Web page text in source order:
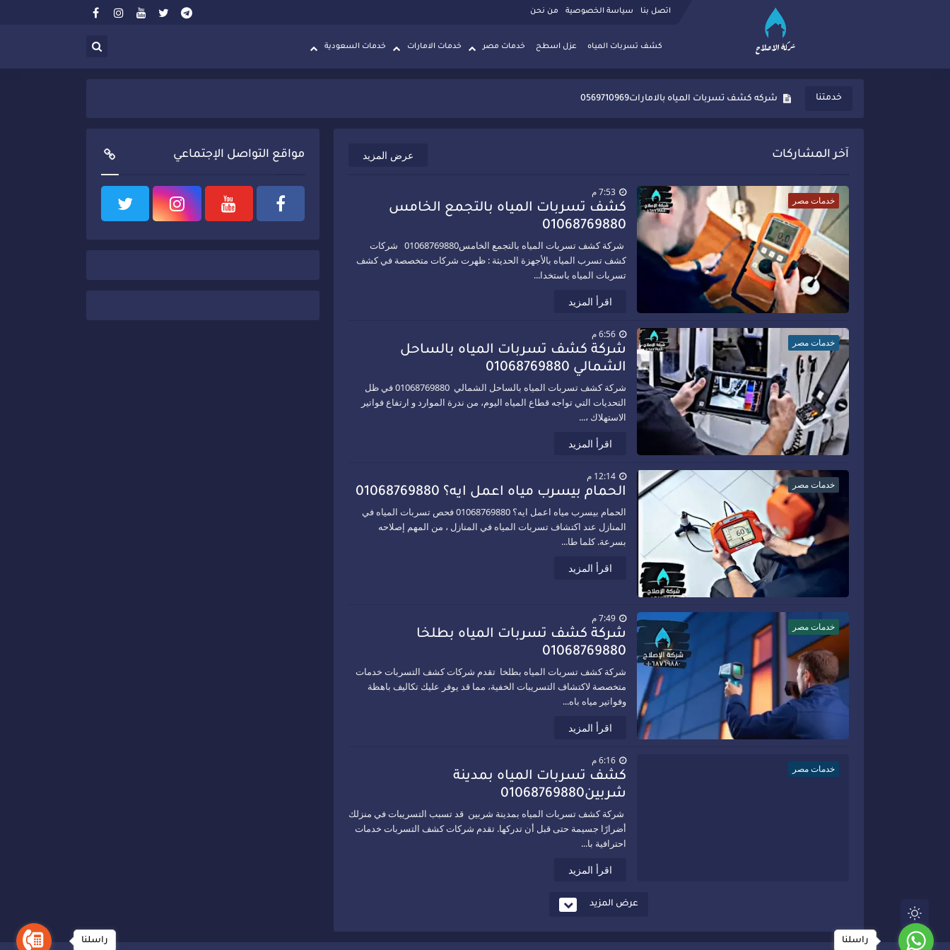
اتصل بنا سياسة الخصوصية من نحن
كشف تسربات المياه عزل اسطح خدمات مصر خدمات الامارات خدمات السعودية
خدمتنا
شركه كشف تسربات المياه فى ام القيوين0569710969
شركه كشف تسربات المياه بالامارات0569710969
شركه كشف تسربات المياه فى عجمان0569710969
شركه كشف تسربات المياه فى العين0569710969
شركه كشف تسربات المياه فى الشارقه0569710969
شركه تنظيف منازل بالجيزه#شركه_الاصلاح01068769880.
شركه تنظيف منازل بالمنصوره#شركه_الاصلاح01068769880.
شركه تنظيف المنازل بالاسكندريه#شركه_الاصلاح01068769880.
آخر المشاركات عرض المزيد
خدمات مصر
7:53 م
كشف تسربات المياه بالتجمع الخامس
01068769880
شركة كشف تسربات المياه بالتجمع الخامس01068769880 شركات
كشف تسرب المياه بالأجهزة الحديثة : ظهرت شركات متخصصة في كشف
تسربات المياه باستخدا...
اقرأ المزيد
خدمات مصر
6:56 م
شركة كشف تسربات المياه بالساحل
الشمالي 01068769880
شركة كشف تسربات المياه بالساحل الشمالي 01068769880 في ظل
التحديات التي تواجه قطاع المياه اليوم، من ندرة الموارد و ارتفاع فواتير
الاستهلاك ،...
اقرأ المزيد
خدمات مصر
12:14 م
الحمام بيسرب مياه اعمل ايه؟ 01068769880
الحمام بيسرب مياه اعمل ايه؟ 01068769880 فحص تسربات المياه في
المنازل عند اكتشاف تسربات المياه في المنازل ، من المهم إصلاحه
بسرعة. كلما طا...
اقرأ المزيد
خدمات مصر
7:49 م
شركة كشف تسربات المياه بطلخا
01068769880
شركة كشف تسربات المياه بطلخا تقدم شركات كشف التسربات خدمات
متخصصة لاكتشاف التسريبات الخفية، مما قد يوفر عليك تكاليف باهظة
وفواتير مياه باه...
اقرأ المزيد
خدمات مصر
6:16 م
كشف تسربات المياه بمدينة
شربين01068769880
شركة كشف تسربات المياه بمدينة شربين قد تسبب التسريبات في منزلك
أضرارًا جسيمة حتى قبل أن تدركها. تقدم شركات كشف التسربات خدمات
احترافية با...
اقرأ المزيد
عرض المزيد
مواقع التواصل الإجتماعي
راسلنا راسلنا